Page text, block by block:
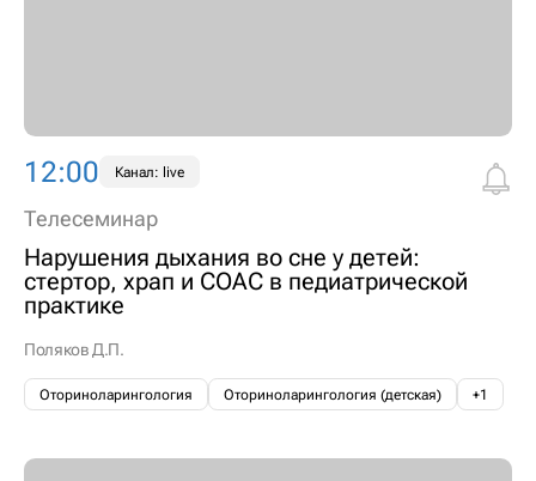
12:00 Канал: live
Телесеминар
Нарушения дыхания во сне у детей:
стертор, храп и СОАС в педиатрической
практике
Поляков Д.П.
Оториноларингология Оториноларингология (детская) +1